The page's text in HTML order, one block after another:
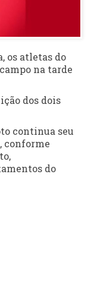
os atletas do
na tarde
dos dois
continua seu
conforme
do